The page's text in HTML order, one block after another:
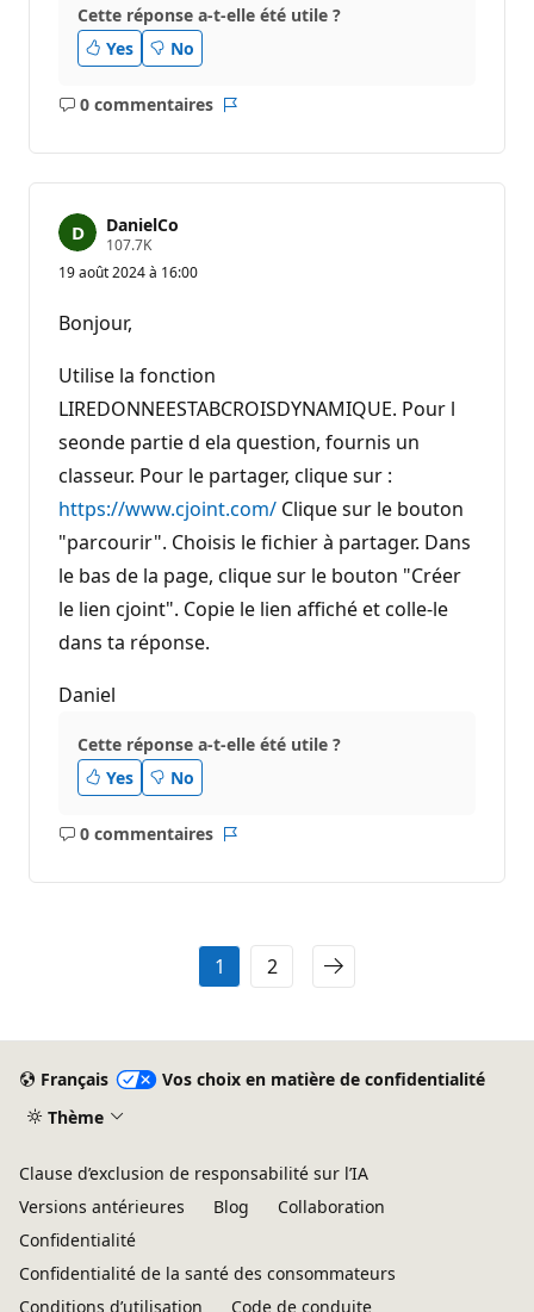
Cette réponse a-t-elle été utile ?
Yes
No
0 commentaires
Aucun
DanielCo
107.7KP
o
i
e
r
é
p
u
a
i
n
19 août 2024 à 16:00
Bonjour,
Utilise la fonction
LIREDONNEESTABCROISDYNAMIQUE. Pour l
seonde partie d ela question, fournis un
classeur. Pour le partager, clique sur :
https://www.cjoint.com/ Clique sur le bouton
"parcourir". Choisis le fichier à partager. Dans
le bas de la page, clique sur le bouton "Créer
le lien cjoint". Copie le lien affiché et colle-le
dans ta réponse.
Daniel
Cette réponse a-t-elle été utile ?
Yes
No
0 commentaires
Aucun
1 2
Français
Vos choix en matière de confidentialité
Thème
Clause d’exclusion de responsabilité sur l’IA
Versions antérieures
Blog
Collaboration
Confidentialité
Confidentialité de la santé des consommateurs
Conditions d’utilisation
Code de conduite